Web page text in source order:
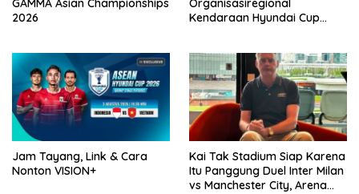
GAMMA Asian Championships
2026
Organisasiregional
Kendaraan Hyundai Cup
Jam Tayang, Link & Cara
Nonton VISION+
Kai Tak Stadium Siap Karena
Itu Panggung Duel Inter Milan
vs Manchester City, Arena